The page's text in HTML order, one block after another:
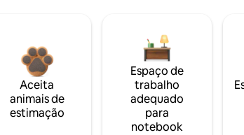
Aceita
animais de
estimação
Espaço de
trabalho
adequado
para
notebook